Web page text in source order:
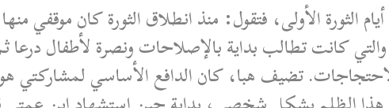
الثورة الأولى، فتقول: منذ انطلاق الثورة كان موقفي
كانت تطالب بداية بالإصلاحات ونصرة لأطفال درعا
الاحتجاجات. تضيف هبا، كان الدافع الأساسي